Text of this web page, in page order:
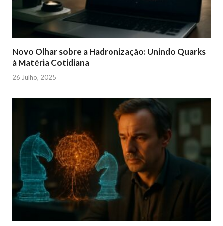
Novo Olhar sobre a Hadronização: Unindo Quarks
à Matéria Cotidiana
26 Julho, 2025